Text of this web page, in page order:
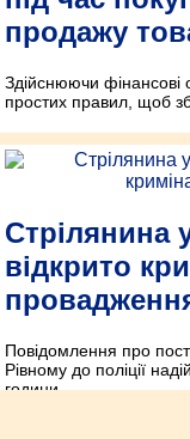
продажу
Здійснюючи фінансові
простих правил, щоб
Стрілянина
відкрито
Повідомлення про
Рівному до поліції
години.